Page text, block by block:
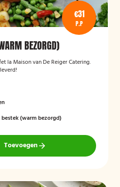
€31
P.P
BEZORGD)
la Maison van De Reiger Catering.
(warm bezorgd)
Toevoegen